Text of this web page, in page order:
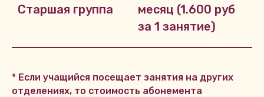
Старшая группа
месяц (1.600 руб
за 1 занятие)
* Если учащийся посещает занятия на других
отделениях, то стоимость абонемента